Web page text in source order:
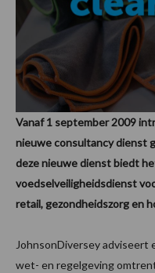
Vanaf 1 september 2009
nieuwe consultancy dienst
deze nieuwe dienst biedt
voedselveiligheidsdienst
retail, gezondheidszorg en
JohnsonDiversey adviseert
wet- en regelgeving